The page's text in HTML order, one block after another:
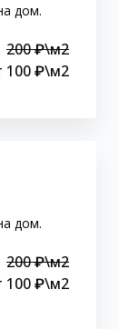
дом.
200 ₽\м2
100 ₽\м2
дом.
200 ₽\м2
100 ₽\м2